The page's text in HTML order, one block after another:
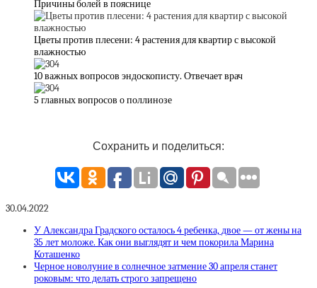
Причины болей в пояснице
Цветы против плесени: 4 растения для квартир с высокой
влажностью
10 важных вопросов эндоскописту. Отвечает врач
5 главных вопросов о поллинозе
Сохранить и поделиться:
30.04.2022
У Александра Градского осталось 4 ребенка, двое — от жены на
35 лет моложе. Как они выглядят и чем покорила Марина
Коташенко
Черное новолуние в солнечное затмение 30 апреля станет
роковым: что делать строго запрещено